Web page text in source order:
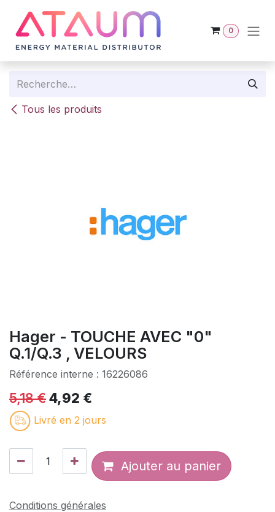
0
Tous les produits
Hager - TOUCHE AVEC "0"
Q.1/Q.3 , VELOURS
Référence interne : 16226086
5,18€4,92 €
Livré en 2 jours
Ajouter au panier
Conditions générales